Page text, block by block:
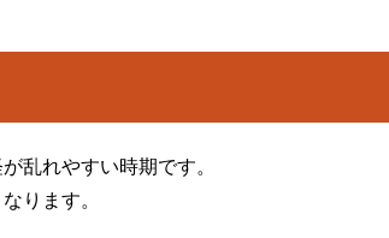
乱れやすい時期です。
ります。